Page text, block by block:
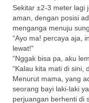
Sekitar ±2-3 meter lagi
aman, dengan posisi
menganga menuju
“Ayo ma! percaya aja,
lewat!”
“Nggak bisa pa, aku
“Kalau kita mati di sini,
Menurut mama, yang
seorang bayi laki-laki
perjuangan berhenti di